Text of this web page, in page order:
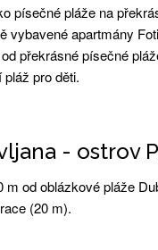
písečné pláže na
vybavené apartmány
překrásné písečné
pro děti.
- ostrov
od oblázkové pláže
(20 m).